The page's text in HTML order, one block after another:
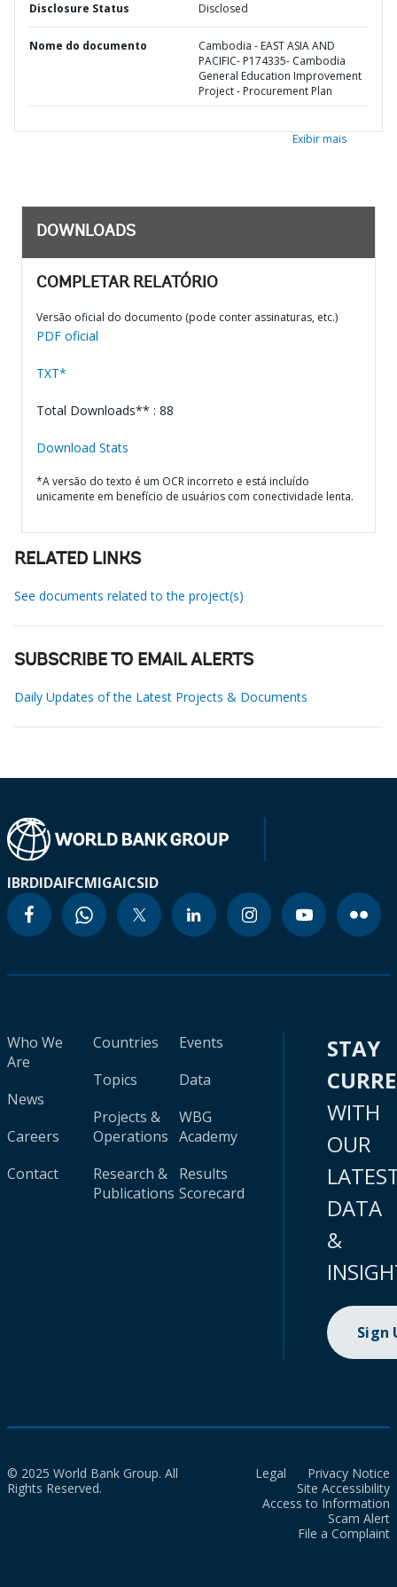
Disclosure Status Disclosed
Nome do documento
Cambodia - EAST ASIA AND
PACIFIC- P174335- Cambodia
General Education Improvement
Project - Procurement Plan
Exibir mais
DOWNLOADS
COMPLETAR RELATÓRIO
Versão oficial do documento (pode conter assinaturas, etc.)
PDF oficial
TXT*
Total Downloads** : 88
Download Stats
*A versão do texto é um OCR incorreto e está incluído
unicamente em benefício de usuários com conectividade lenta.
RELATED LINKS
See documents related to the project(s)
SUBSCRIBE TO EMAIL ALERTS
Daily Updates of the Latest Projects & Documents
IBRDIDAIFCMIGAICSID
Who We
Are
News
Careers
Contact
Countries
Topics
Projects &
Operations
Research &
Publications
Events
Data
WBG
Academy
Results
Scorecard
STAY
WITH
OUR
DATA
&
Sign
© 2025 World Bank Group. All
Rights Reserved.
Legal
Privacy Notice
Site Accessibility
Access to Information
Scam Alert
File a Complaint